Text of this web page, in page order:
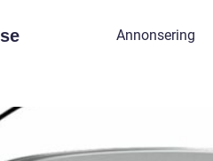
se Annonsering